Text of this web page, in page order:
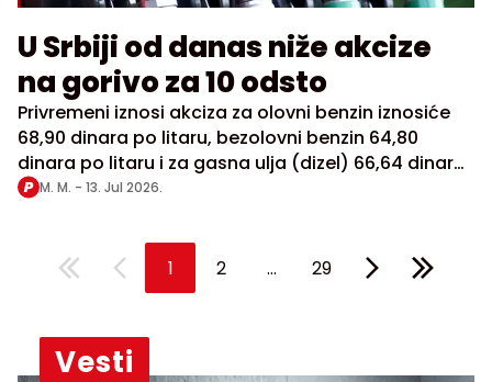
U Srbiji od danas niže akcize
na gorivo za 10 odsto
Privremeni iznosi akciza za olovni benzin iznosiće
68,90 dinara po litaru, bezolovni benzin 64,80
dinara po litaru i za gasna ulja (dizel) 66,64 dinara
po litaru
M. M. - 13. Jul 2026.
1 2 ... 29
Vesti